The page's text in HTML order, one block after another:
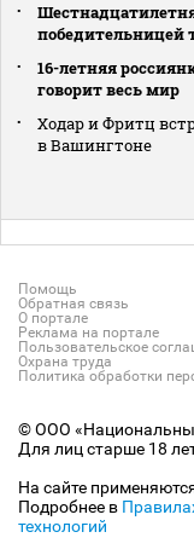
победительницей
16-летняя
говорит весь мир
Ходар и Фритц
в Вашингтоне
Помощь
Обратная связь
О портале
Реклама на портале
Пользовательское
Охрана труда
Политика обработки
© ООО
Для лиц старше 18
На сайте
Подробнее в
технологий